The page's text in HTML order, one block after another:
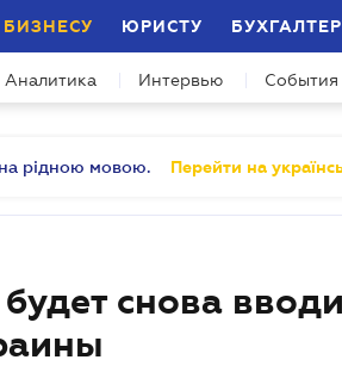
БИЗНЕСУ ЮРИСТУ
Аналитика Интервью События
рідною мовою. Перейти на
снова